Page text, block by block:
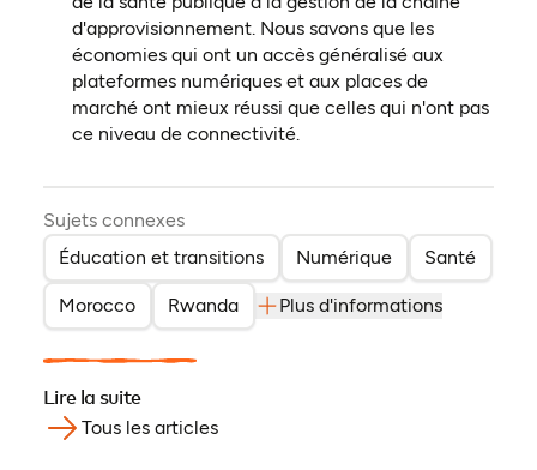
d'approvisionnement. Nous savons que les
économies qui ont un accès généralisé aux
plateformes numériques et aux places de
marché ont mieux réussi que celles qui n'ont pas
ce niveau de connectivité.
Sujets connexes
Éducation et transitions
Numérique Santé
Morocco Rwanda Plus d'informations
Lire la suite
Tous les articles